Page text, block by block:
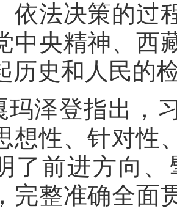
依法决策的过
中央精神、西
历史和人民的
玛泽登指出，
想性、针对性
了前进方向
完整准确全面